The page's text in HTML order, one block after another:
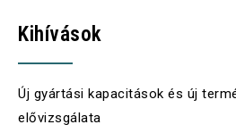
Kihívások
Új gyártási kapacitások és új
elővizsgálata